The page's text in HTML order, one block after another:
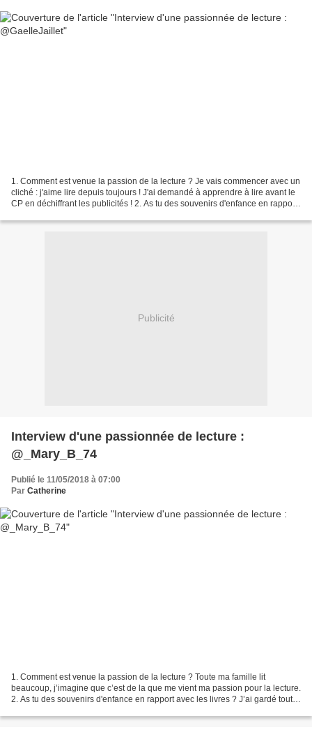
1. Comment est venue la passion de la lecture ? Je vais commencer avec un
cliché : j'aime lire depuis toujours ! J'ai demandé à apprendre à lire avant le
CP en déchiffrant les publicités ! 2. As tu des souvenirs d'enfance en rapport
Publicité
Interview d'une passionnée de lecture :
@_Mary_B_74
Publié le 11/05/2018 à 07:00
Par Catherine
1. Comment est venue la passion de la lecture ? Toute ma famille lit
beaucoup, j’imagine que c’est de la que me vient ma passion pour la lecture.
2. As tu des souvenirs d'enfance en rapport avec les livres ? J’ai gardé toute